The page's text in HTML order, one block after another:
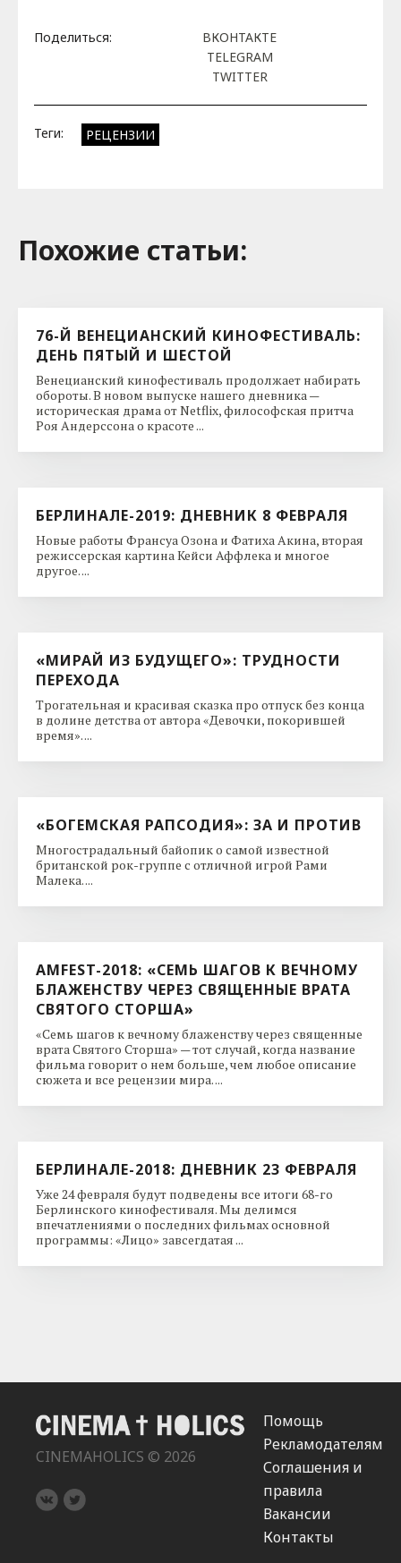
Поделиться:
ВКОНТАКТЕ
TELEGRAM
TWITTER
Теги: РЕЦЕНЗИИ
Похожие cтатьи:
76-Й ВЕНЕЦИАНСКИЙ КИНОФЕСТИВАЛЬ:
ДЕНЬ ПЯТЫЙ И ШЕСТОЙ
Венецианский кинофестиваль продолжает набирать
обороты. В новом выпуске нашего дневника —
историческая драма от Netflix, философская притча
Роя Андерссона о красоте ...
БЕРЛИНАЛЕ-2019: ДНЕВНИК 8 ФЕВРАЛЯ
Новые работы Франсуа Озона и Фатиха Акина, вторая
режиссерская картина Кейси Аффлека и многое
другое. ...
«МИРАЙ ИЗ БУДУЩЕГО»: ТРУДНОСТИ
ПЕРЕХОДА
Трогательная и красивая сказка про отпуск без конца
в долине детства от автора «Девочки, покорившей
время». ...
«БОГЕМСКАЯ РАПСОДИЯ»: ЗА И ПРОТИВ
Многострадальный байопик о самой известной
британской рок-группе с отличной игрой Рами
Малека. ...
AMFEST-2018: «СЕМЬ ШАГОВ К ВЕЧНОМУ
БЛАЖЕНСТВУ ЧЕРЕЗ СВЯЩЕННЫЕ ВРАТА
СВЯТОГО СТОРША»
«Семь шагов к вечному блаженству через священные
врата Святого Сторша» — тот случай, когда название
фильма говорит о нем больше, чем любое описание
сюжета и все рецензии мира. ...
БЕРЛИНАЛЕ-2018: ДНЕВНИК 23 ФЕВРАЛЯ
Уже 24 февраля будут подведены все итоги 68-го
Берлинского кинофестиваля. Мы делимся
впечатлениями о последних фильмах основной
программы: «Лицо» завсегдатая ...
CINEMAHOLICS © 2026
Помощь
Рекламодателям
Соглашения и
правила
Вакансии
Контакты